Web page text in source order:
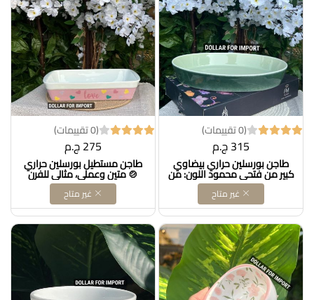
(0 تقييمات)
315 ج.م
طاجن بورسلين حراري بيضاوي
كبير من فتحي محمود اللون: من
جوه مينت جرين ومن برّه زيتي 🍃
ينفع للفرن وللتقديم كمان، تحفة
في الشكل والاستعمال 💚
Dollars for import
غير متاح
(0 تقييمات)
275 ج.م
طاجن مستطيل بورسلين حراري
🍲 متين وعملي، مثالي للفرن
والتقديم، شكله شيك جدًا وه
Dollars for import
غير متاح